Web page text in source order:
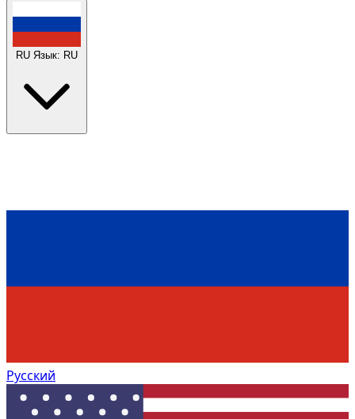
RU Язык: RU
Русский